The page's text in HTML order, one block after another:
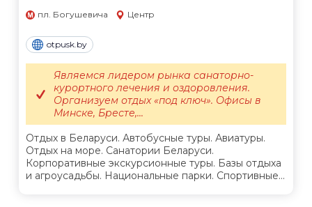
пл. Богушевича Центр
otpusk.by
Отдых в Беларуси. Автобусные туры. Авиатуры.
Отдых на море. Санатории Беларуси.
Корпоративные экскурсионные туры. Базы отдыха
и агроусадьбы. Национальные парки. Спортивные...
Являемся лидером рынка санаторно-
курортного лечения и оздоровления.
Организуем отдых «под ключ». Офисы в
Минске, Бресте,...